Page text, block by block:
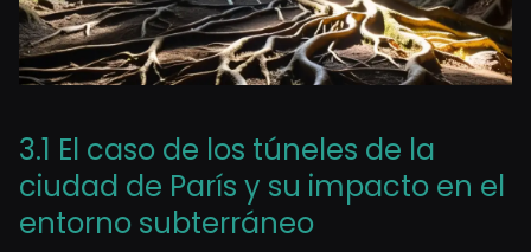
3.1 El caso de los túneles de la
ciudad de París y su impacto en el
entorno subterráneo